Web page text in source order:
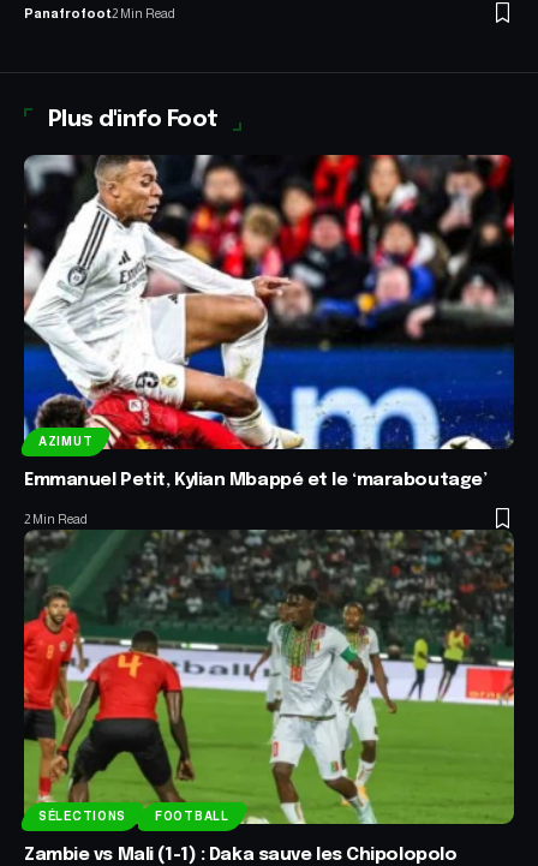
Panafrofoot2 Min Read
Plus d'info Foot
AZIMUT
Emmanuel Petit, Kylian Mbappé et le ‘maraboutage’
2 Min Read
SÉLECTIONS FOOTBALL
Zambie vs Mali (1-1) : Daka sauve les Chipolopolo